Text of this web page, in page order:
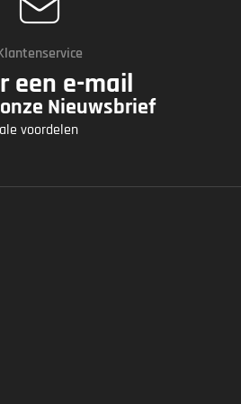
een e-mail
Nieuwsbrief
voordelen